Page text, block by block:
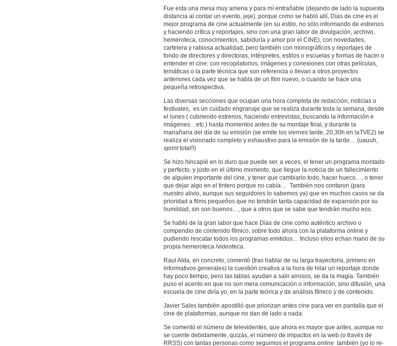
Fue esta una mesa muy amena y para mí entrañable (dejando de lado la supuesta
distancia al contar un evento, jeje), porque como se habló allí, Días de cine es el
mejor programa de cine actualmente (en su estilo, no sólo informando de estrenos
y haciendo crítica y reportajes, sino con una gran labor de divulgación, archivo,
hemeroteca, conocimientos, sabiduría y amor por el CINE), con novedades,
cartelera y rabiosa actualidad, pero también con monográficos y reportajes de
fondo de directores y directoras, intérpretes, estilos o escuelas y formas de hacer o
entender el cine; con recopilatorios, imágenes y conexiones con otras películas,
temáticas o la parte técnica que son referencia o llevan a otros proyectos
anteriores cada vez que se habla de un film nuevo, o cuando se hace una
pequeña retrospectiva.
Las diversas secciones que ocupan una hora completa de redacción, noticias o
festivales, es un cuidado engranaje que se realiza durante toda la semana, desde
el lunes ( cubriendo estrenos, haciendo entrevistas, buscando la información e
imágenes…etc.) hasta momentos antes de su montaje final, y durante la
manañana del día de su emisión (se emite los viernes tarde, 20,30h en laTVE2) se
realiza el visionado completo y exhaustivo para la emisión de la tarde… (uauuh,
sprinttotal!!)
Se hizo hincapié en lo duro que puede ser, a veces, el tener un programa montado
y perfecto, y justo en el último momento, que llegue la noticia de un fallecimiento
de alguien importante del cine, y tener que cambiarlo todo, hacer hueco…, o tener
que dejar algo en el tintero porque no cabía… También nos contaron (para
nuestro alivio, aunque sus seguidores lo sabemos ya) que en muchos casos se da
prioridad a films pequeños que no tendrán tanta capacidad de expansión por su
humildad, sin son buenos…, que a otros que se sabe que tendrán mucho eco.
Se habló de la gran labor que hace Días de cine como auténtico archivo o
compendio de contenido fílmico, sobre todo ahora con la plataforma online y
pudiendo rescatar todos los programas emitidos… Incluso ellos echan mano de su
propia hemeroteca /videoteca.
Raul Alda, en concreto, comentó (tras hablar de su larga trayectoria, primero en
informativos generales) la cuestión creativa a la hora de hilar un reportaje donde
hay poco tiempo, pero las tablas ayudan a salir airosos, se da la magia. También
puso el acento en que no son mera comunicación o información, sino difusión, una
escuela de cine diría yo, en la parte teórica y de análisis fílmico y de contenido.
Javier Sales también apostilló que priorizan antes cine para ver en pantalla que el
cine de plataformas, aunque no dan de lado a nada.
Se comentó el número de televidentes, que ahora es mayor que antes, aunque no
se cuente debidamente, quizás, el número de impactos en la web (o través de
RRSS) con tantas personas como seguimos el programa online también (yo lo re-